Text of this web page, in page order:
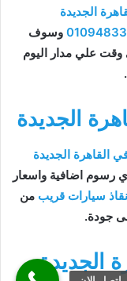
الجديدة
وسوف
علي مدار اليوم
الجديدة
القاهرة الجديدة
رسوم اضافية واسعار
سيارات قريب من
جودة.
الجديدة